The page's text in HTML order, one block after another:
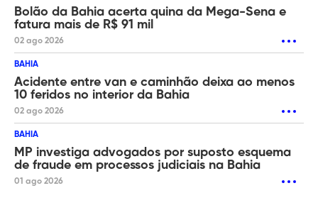
Bolão da Bahia acerta quina da Mega-Sena e
fatura mais de R$ 91 mil
02 ago 2026
BAHIA
Acidente entre van e caminhão deixa ao menos
10 feridos no interior da Bahia
02 ago 2026
BAHIA
MP investiga advogados por suposto esquema
de fraude em processos judiciais na Bahia
01 ago 2026